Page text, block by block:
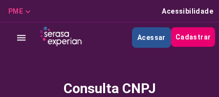
PME Acessibilidade
Acessar Cadastrar
Consulta CNPJ